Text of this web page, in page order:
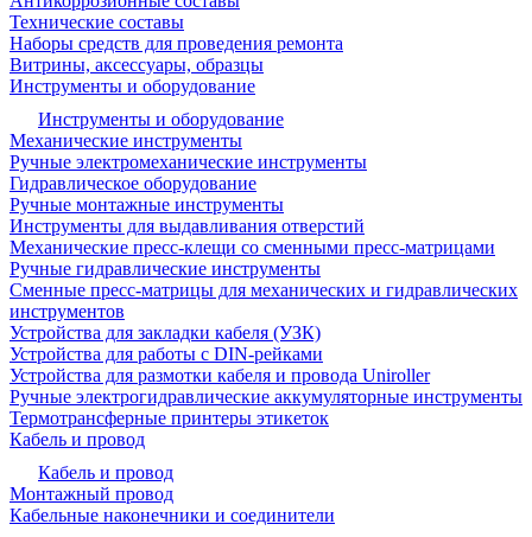
Технические составы
Наборы средств для проведения ремонта
Витрины, аксессуары, образцы
Инструменты и оборудование
Инструменты и оборудование
Механические инструменты
Ручные электромеханические инструменты
Гидравлическое оборудование
Ручные монтажные инструменты
Инструменты для выдавливания отверстий
Механические пресс-клещи со сменными пресс-матрицами
Ручные гидравлические инструменты
Сменные пресс-матрицы для механических и гидравлических
инструментов
Устройства для закладки кабеля (УЗК)
Устройства для работы с DIN-рейками
Устройства для размотки кабеля и провода Uniroller
Ручные электрогидравлические аккумуляторные инструменты
Термотрансферные принтеры этикеток
Кабель и провод
Кабель и провод
Монтажный провод
Кабельные наконечники и соединители